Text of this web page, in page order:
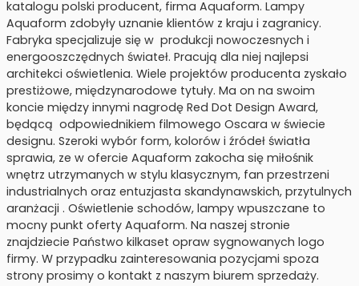
katalogu polski producent, firma Aquaform. Lampy
Aquaform zdobyły uznanie klientów z kraju i zagranicy.
Fabryka specjalizuje się w produkcji nowoczesnych i
energooszczędnych świateł. Pracują dla niej najlepsi
architekci oświetlenia. Wiele projektów producenta zyskało
prestiżowe, międzynarodowe tytuły. Ma on na swoim
koncie między innymi nagrodę Red Dot Design Award,
będącą odpowiednikiem filmowego Oscara w świecie
designu. Szeroki wybór form, kolorów i źródeł światła
sprawia, ze w ofercie Aquaform zakocha się miłośnik
wnętrz utrzymanych w stylu klasycznym, fan przestrzeni
industrialnych oraz entuzjasta skandynawskich, przytulnych
aranżacji . Oświetlenie schodów, lampy wpuszczane to
mocny punkt oferty Aquaform. Na naszej stronie
znajdziecie Państwo kilkaset opraw sygnowanych logo
firmy. W przypadku zainteresowania pozycjami spoza
strony prosimy o kontakt z naszym biurem sprzedaży.